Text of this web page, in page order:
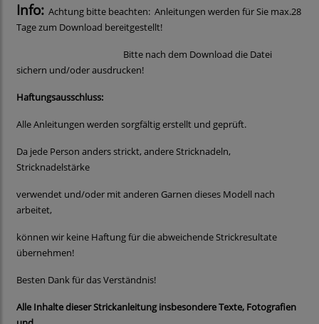
Info: Achtung bitte beachten: Anleitungen werden für Sie max.28
Tage zum Download bereitgestellt!
Bitte nach dem Download die Datei
sichern und/oder ausdrucken!
Haftungsausschluss:
Alle Anleitungen werden sorgfältig erstellt und geprüft.
Da jede Person anders strickt, andere Stricknadeln,
Stricknadelstärke
verwendet und/oder mit anderen Garnen dieses Modell nach
arbeitet,
können wir keine Haftung für die abweichende Strickresultate
übernehmen!
Besten Dank für das Verständnis!
Alle Inhalte dieser Strickanleitung insbesondere Texte, Fotografien